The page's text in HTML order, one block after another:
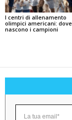
I centri di allenamento
olimpici americani: dove
nascono i campioni